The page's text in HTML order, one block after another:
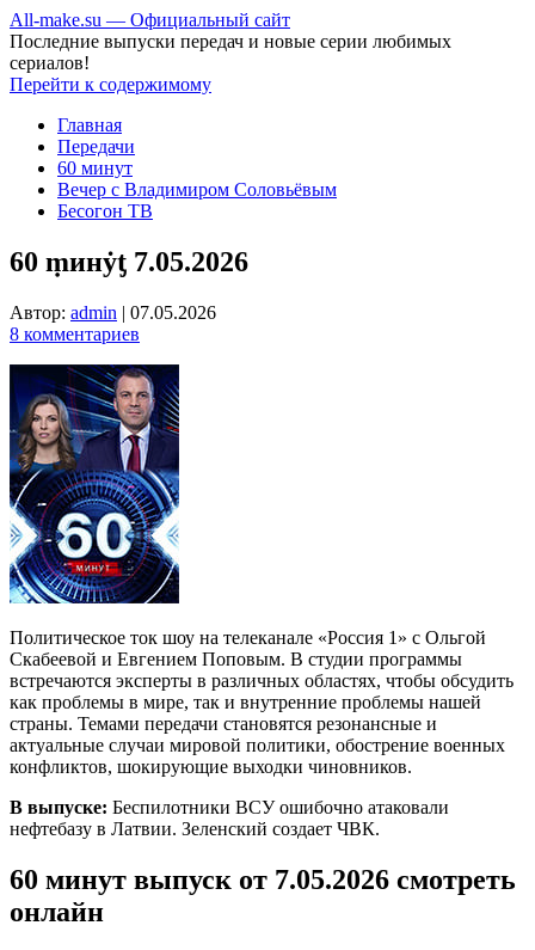
All-make.su — Официальный сайт
Последние выпуски передач и новые серии любимых
сериалов!
Перейти к содержимому
Главная
Передачи
60 минут
Вечер с Владимиром Соловьёвым
Бесогон ТВ
60 ṃинẏƫ 7.05.2026
Автор: admin | 07.05.2026
8 комментариев
Политическое ток шоу на телеканале «Россия 1» с Ольгой
Скабеевой и Евгением Поповым. В студии программы
встречаются эксперты в различных областях, чтобы обсудить
как проблемы в мире, так и внутренние проблемы нашей
страны. Темами передачи становятся резонансные и
актуальные случаи мировой политики, обострение военных
конфликтов, шокирующие выходки чиновников.
В выпуске: Беспилотники ВСУ ошибочно атаковали
нефтебазу в Латвии. Зеленский создает ЧВК.
60 минут выпуск от 7.05.2026 смотреть
онлайн